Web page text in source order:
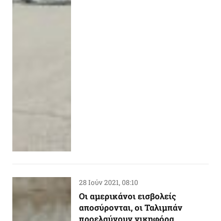
28 Ιούν 2021, 08:10
Οι αμερικάνοι εισβολείς
αποσύρονται, οι Ταλιμπάν
προελαύνουν νικηφόρα